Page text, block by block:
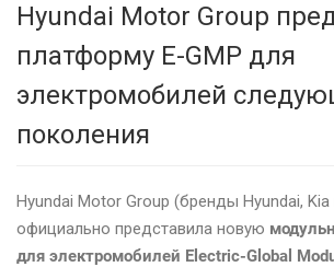
Hyundai Motor Group
платформу E-GMP для
электромобилей
поколения
Hyundai Motor Group (бренды Hyundai, Kia
официально представила новую
для электромобилей Electric-Global